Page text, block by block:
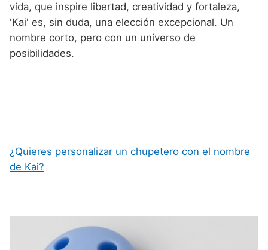
vida, que inspire libertad, creatividad y fortaleza,
'Kai' es, sin duda, una elección excepcional. Un
nombre corto, pero con un universo de
posibilidades.
¿Quieres personalizar un chupetero con el nombre
de Kai?